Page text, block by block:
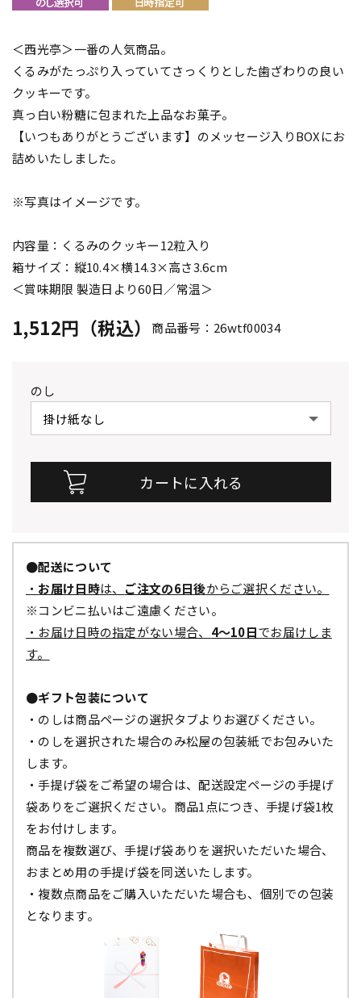
＜西光亭＞一番の人気商品。
くるみがたっぷり入っていてさっくりとした歯ざわりの良い
クッキーです。
真っ白い粉糖に包まれた上品なお菓子。
【いつもありがとうございます】のメッセージ入りBOXにお
詰めいたしました。
※写真はイメージです。
内容量：くるみのクッキー12粒入り
箱サイズ：縦10.4×横14.3×高さ3.6cm
＜賞味期限 製造日より60日／常温＞
1,512円（税込） 商品番号：26wtf00034
のし
●配送について
・ お届け日時は、 ご注文の6日後からご選択ください。
※コンビニ払いはご遠慮ください。
・お届け日時の指定がない場合、 4～10日でお届けしま
す。
●ギフト包装について
・のしは商品ページの選択タブよりお選びください。
・のしを選択された場合のみ松屋の包装紙でお包みいた
します。
・手提げ袋をご希望の場合は、配送設定ページの手提げ
袋ありをご選択ください。商品1点につき、手提げ袋1枚
をお付けします。
商品を複数選び、手提げ袋ありを選択いただいた場合、
おまとめ用の手提げ袋を同送いたします。
・複数点商品をご購入いただいた場合も、個別での包装
となります。